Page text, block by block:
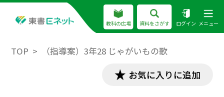
教科の広場 資料をさがす ログイン メニュー
TOP （指導案）3年28 じゃがいもの歌
お気に入りに追加